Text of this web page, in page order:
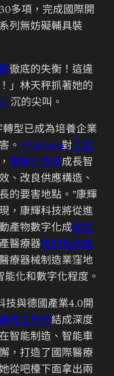
多項，完成國際開
列無妨礙輔具裝
徹底的失衡！這違
」林天秤抓著她的
沉的尖叫。
轉型已成為培養企業
。 Wilkhahn對幸福
電動升降桌成長智
、改良供應構造、
的要害地點。”康輝
，康輝科技將從進
產物數字化成綠的
醫療器綠的系統傢
療器械制造業窪地
化和數字化程度。
技與德國產業4.0開
護脊工學椅結成深度
智能制造、智能車
，打造了國際醫療
從吧檯下面拿出兩